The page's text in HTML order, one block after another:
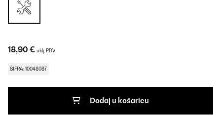
18,90 € uklj. PDV
ŠIFRA: 10048087
Dodaj u košaricu